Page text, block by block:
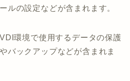
ルの設定などが含まれます。
環境で使用するデータの保護
バックアップなどが含まれま